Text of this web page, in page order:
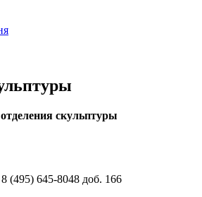
скульптуры
(495) 645-8048 доб. 166